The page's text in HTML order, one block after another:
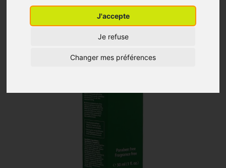
J'accepte
Je refuse
Changer mes préférences